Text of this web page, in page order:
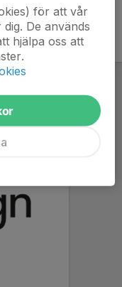
för att vår
De används
hjälpa oss att